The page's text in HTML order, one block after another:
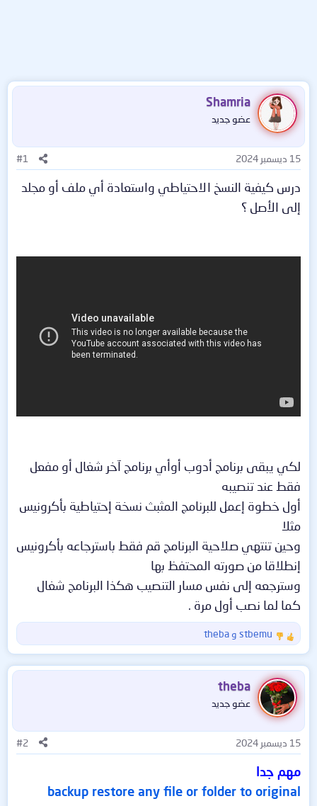
Shamria
عضو جديد
15 ديسمبر 2024 #1
درس كيفية النسخ الاحتياطي واستعادة أي ملف أو مجلد
إلى الأصل ؟
لكي يبقى برنامج أدوب أوأي برنامج آخر شغال أو مفعل
فقط عند تنصيبه
أول خطوة إعمل للبرنامج المثبث نسخة إحتياطية بأكرونيس
مثلا
وحين تنتهي صلاحية البرنامج قم فقط باسترجاعه بأكرونيس
إنطلاقا من صورته المحتفظ بها
وسترجعه إلى نفس مسار التنصيب هكذا البرنامج شغال
كما لما نصب أول مرة .
ل
ت
ف
ا
ع
ا
ت
stbemu و theba
theba
عضو جديد
15 ديسمبر 2024 #2
مهم جدا
backup restore any file or folder to original